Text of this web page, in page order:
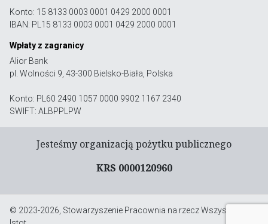
Konto: 15 8133 0003 0001 0429 2000 0001
IBAN: PL15 8133 0003 0001 0429 2000 0001
Wpłaty z zagranicy
Alior Bank
pl. Wolności 9, 43-300 Bielsko-Biała, Polska
Konto: PL60 2490 1057 0000 9902 1167 2340
SWIFT: ALBPPLPW
Jesteśmy organizacją pożytku publicznego
KRS 0000120960
© 2023-2026, Stowarzyszenie Pracownia na rzecz Wszystkich